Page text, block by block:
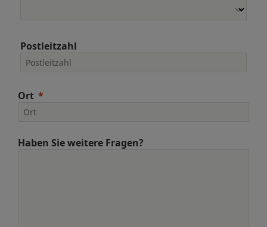
Postleitzahl
Ort
Haben Sie weitere Fragen?